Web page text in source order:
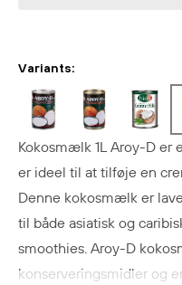
Variants:
Kokosmælk 1L Aroy-D
er ideel til at tilføje en
Denne kokosmælk er
til både asiatisk og
smoothies. Aroy-D
konserveringsmidler og